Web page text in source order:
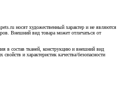
носят художественный характер и не являются
Внешний вид товара может отличаться от
в состав тканей, конструкцию и внешний вид
и характеристик качества/безопасности